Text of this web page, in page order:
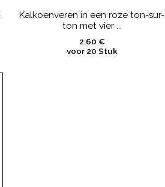
Kalkoenveren in een roze ton-sur-
ton met vier ...
2.60 €
voor 20 Stuk